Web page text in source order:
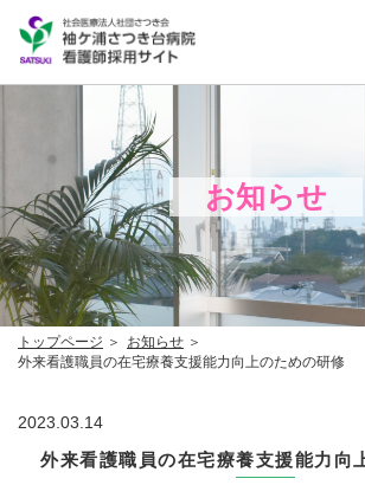
お知らせ
トップページ
お知らせ
外来看護職員の在宅療養支援能力向上のための研修
2023.03.14
外来看護職員の在宅療養支援能力向